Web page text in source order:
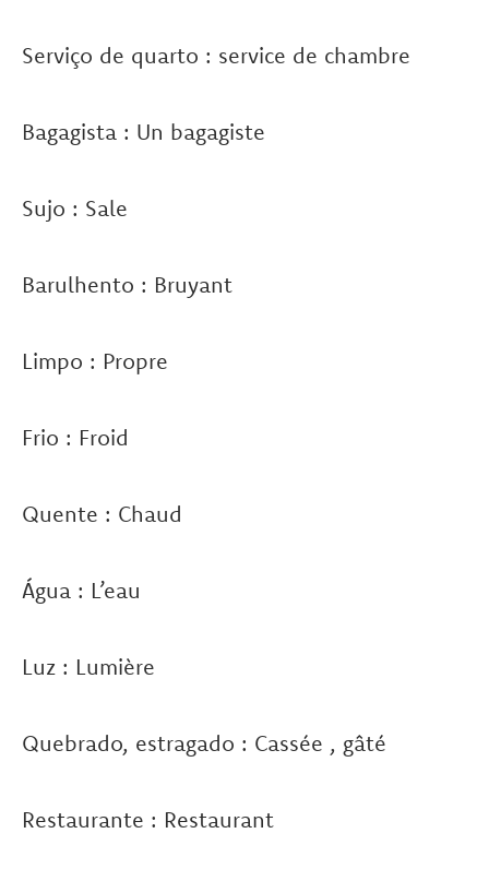
Serviço de quarto : service de chambre
Bagagista : Un bagagiste
Sujo : Sale
Barulhento : Bruyant
Limpo : Propre
Frio : Froid
Quente : Chaud
Água : L’eau
Luz : Lumière
Quebrado, estragado : Cassée , gâté
Restaurante : Restaurant